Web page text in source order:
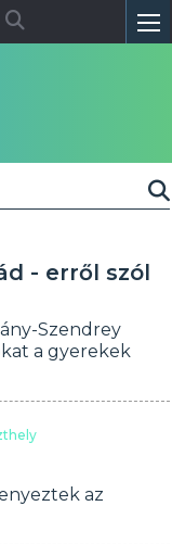
- erről szól
Szendrey
a gyerekek
az